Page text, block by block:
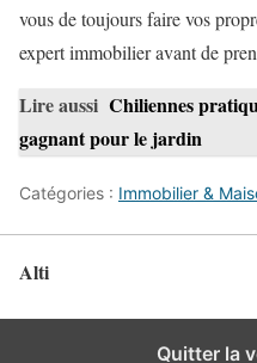
vous de toujours faire vos
expert immobilier avant de
Lire aussi Chiliennes
gagnant pour le jardin
Catégories : Immobilier &
Alti
Quitter la